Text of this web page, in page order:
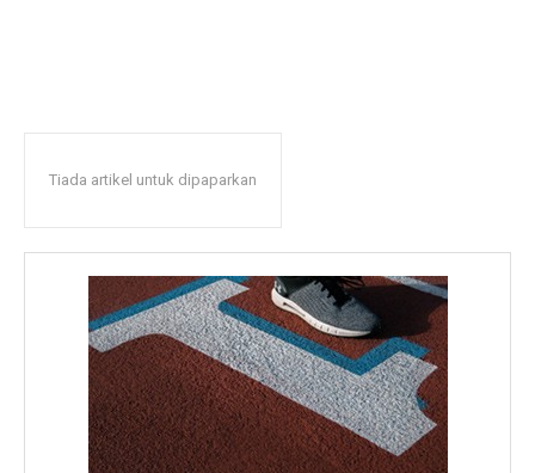
Tiada artikel untuk dipaparkan